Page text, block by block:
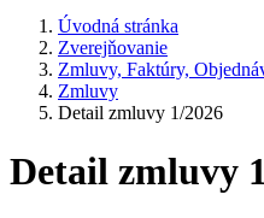
Úvodná stránka
Zverejňovanie
Zmluvy, Faktúry,
Zmluvy
Detail zmluvy 1/2026
Detail zmluvy